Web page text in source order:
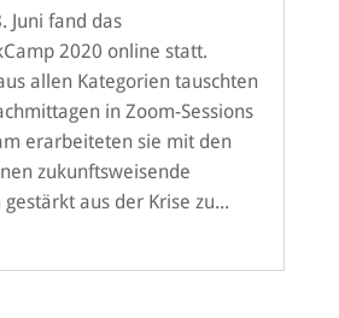
Juni fand das
2020 online statt.
allen Kategorien tauschten
in Zoom-Sessions
erarbeiteten sie mit den
zukunftsweisende
aus der Krise zu...